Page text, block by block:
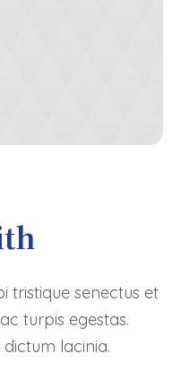
tristique senectus et
turpis egestas.
lacinia.